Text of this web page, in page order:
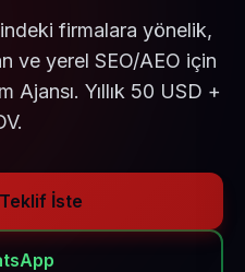
firmalara yönelik,
ve yerel SEO/AEO için
Ajansı. Yıllık 50 USD +
İste